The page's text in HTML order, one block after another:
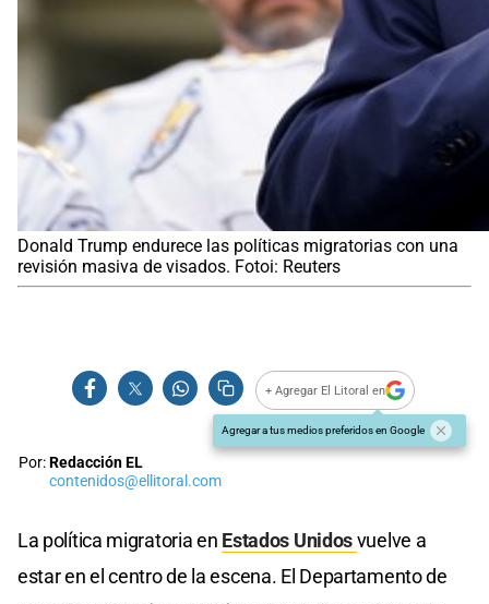
Donald Trump endurece las políticas migratorias con una
revisión masiva de visados. Fotoi: Reuters
+ Agregar El Litoral en
Agregar a tus medios preferidos en Google
Por:Redacción EL
contenidos@ellitoral.com
La política migratoria en Estados Unidosvuelve a
estar en el centro de la escena. El Departamento de